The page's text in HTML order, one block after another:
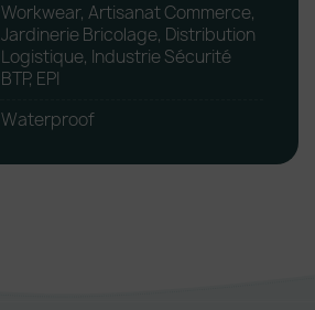
Workwear, Artisanat Commerce,
Jardinerie Bricolage, Distribution
Logistique, Industrie Sécurité
BTP, EPI
Waterproof